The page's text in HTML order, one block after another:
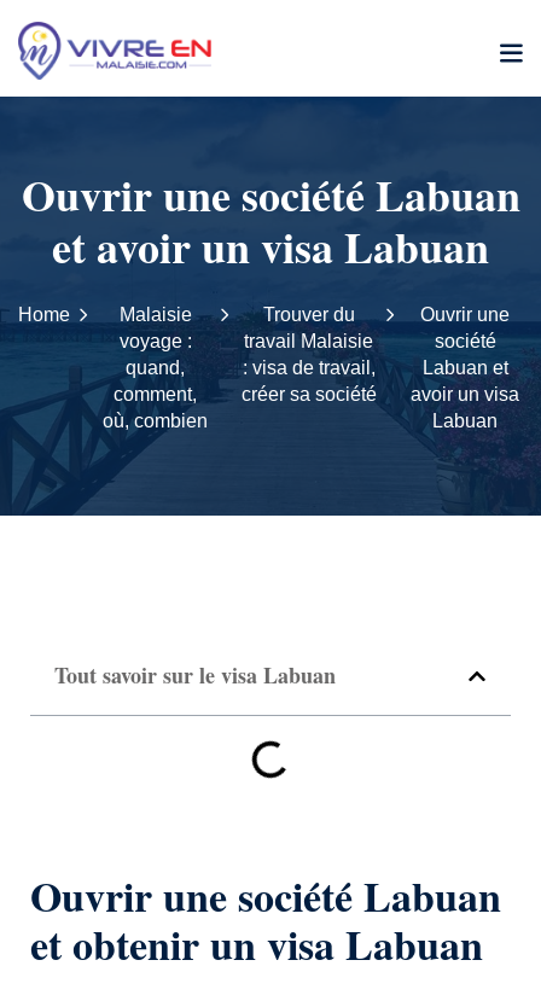
Ouvrir une société Labuan
et avoir un visa Labuan
Home
Malaisie
voyage :
quand,
comment,
où, combien
Trouver du
travail Malaisie
: visa de travail,
créer sa société
Ouvrir une
société
Labuan et
avoir un visa
Labuan
Tout savoir sur le visa Labuan
Ouvrir une société Labuan
et obtenir un visa Labuan